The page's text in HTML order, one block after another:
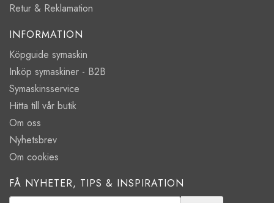
Retur & Reklamation
INFORMATION
Köpguide symaskin
Inköp symaskiner - B2B
Symaskinsservice
Hitta till vår butik
Om oss
Nyhetsbrev
Om cookies
FÅ NYHETER, TIPS & INSPIRATION